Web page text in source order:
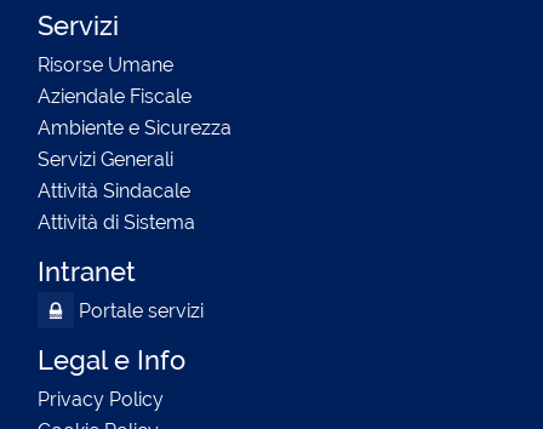
Servizi
Risorse Umane
Aziendale Fiscale
Ambiente e Sicurezza
Servizi Generali
Attività Sindacale
Attività di Sistema
Intranet
Portale servizi
Legal e Info
Privacy Policy